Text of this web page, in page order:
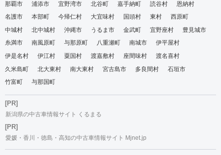
那覇市 浦添市 宜野湾市 北谷町 嘉手納町 読谷村
恩納村
名護市
本部町 今帰仁村 大宜味村 国頭村 東村
西原町
中城村
北中城村 沖縄市 うるま市 金武町 宜野座村
豊見城市
糸満市
南風原町 与那原町 八重瀬町 南城市
伊平屋村
伊是名村
伊江村 粟国村 渡嘉敷村 座間味村
渡名喜村
久米島町
北大東村 南大東村 宮古島市 多良間村
石垣市
竹富町
与那国町
[PR]
新潟県の中古車情報サイト くるまる
[PR]
愛媛・香川・徳島・高知の中古車情報サイト Mjnet.jp